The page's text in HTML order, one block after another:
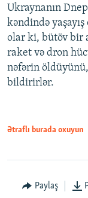
Ukraynanın
kəndində
olar ki, bütöv bir
raket və dron
nəfərin öldüyünü,
bildirirlər.
Ətraflı burada oxuyun
Paylaş